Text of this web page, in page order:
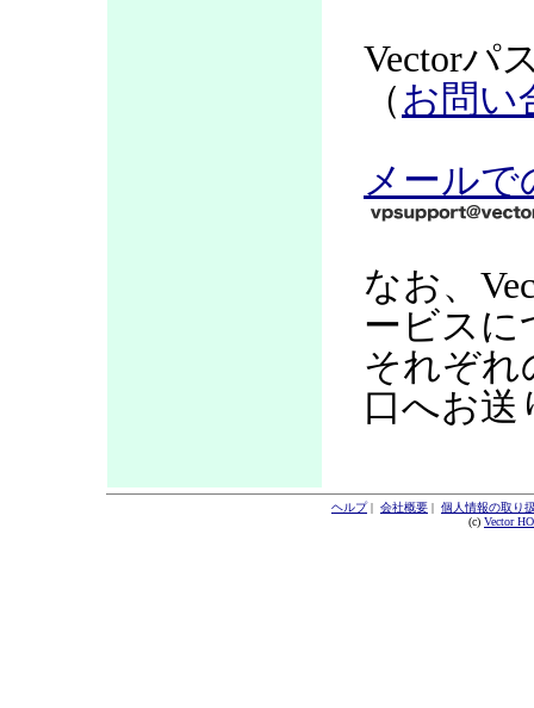
Vectorパ
（ お問い
メール
なお、
ービスに
それぞれ
口へお送
ヘルプ| 会社概要 | 個人情報の取り
(c) Vector